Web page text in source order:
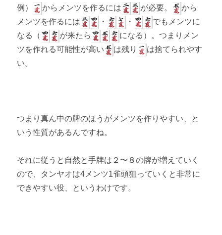
例） からメンツを作るには が必要。
から
メンツを作るには
・ ・
でもメンツに
なる（
が来たら
になる）。つまりメン
ツを作れる可能性が高い
は残り
は捨てられやす
い。
つまり真ん中の牌のほうがメンツを作りやすい、と
いう性質があるんですね。
それに従うと自然と手牌は２〜８の牌が増えていく
ので、タンヤオは4メンツ1雀頭狙っていくと非常に
できやすい役、というわけです。